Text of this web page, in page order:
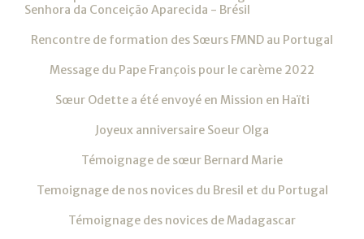
Senhora da Conceição Aparecida - Brésil
Rencontre de formation des Sœurs FMND au Portugal
Message du Pape François pour le carème 2022
Sœur Odette a été envoyé en Mission en Haïti
Joyeux anniversaire Soeur Olga
Témoignage de sœur Bernard Marie
Temoignage de nos novices du Bresil et du Portugal
Témoignage des novices de Madagascar